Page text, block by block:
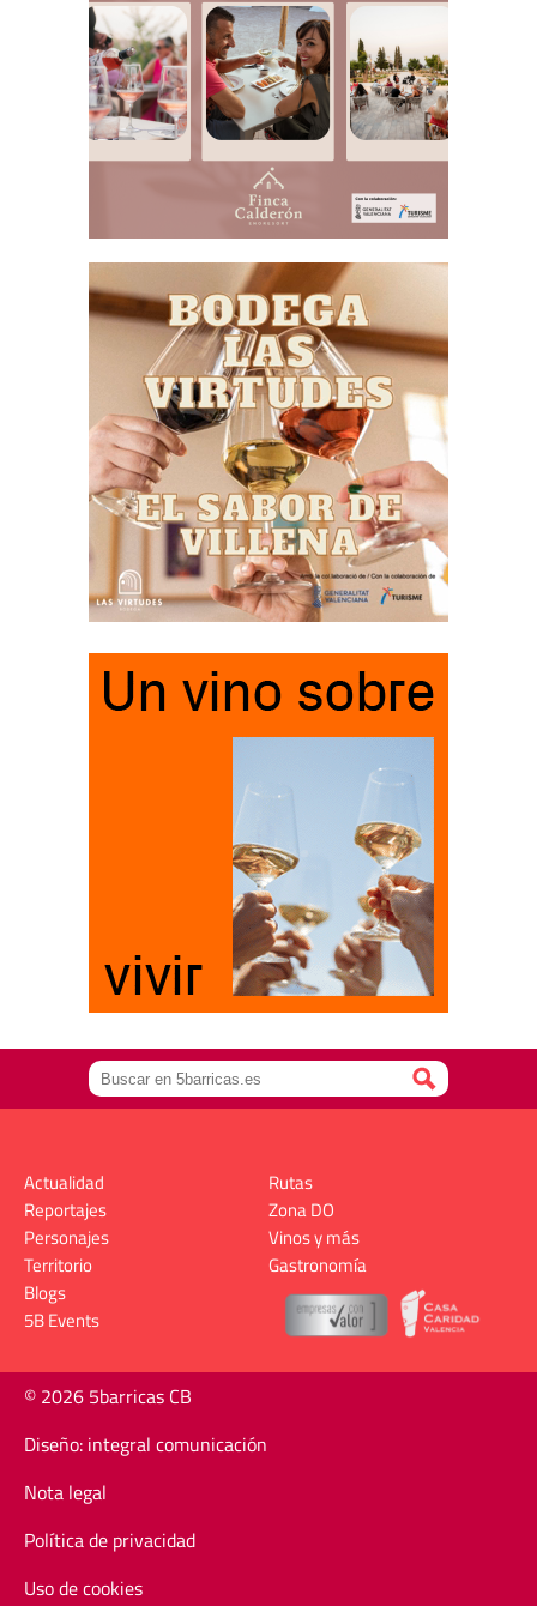
Actualidad
Reportajes
Personajes
Territorio
Rutas
Zona DO
Vinos y más
Gastronomía
Blogs
5B Events
© 2026 5barricas CB
Diseño: integral comunicación
Nota legal
Política de privacidad
Uso de cookies